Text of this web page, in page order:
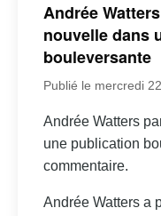
Andrée
nouvelle dans
bouleversante
Publié le mercredi
Andrée Watters
une publication
commentaire.
Andrée Watters a